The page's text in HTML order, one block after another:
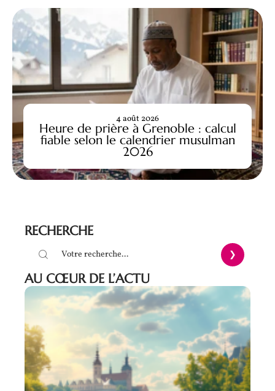
Heure de prière à Grenoble : calcul
fiable selon le calendrier musulman
2026
4 août 2026
RECHERCHE
AU CŒUR DE L’ACTU